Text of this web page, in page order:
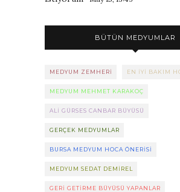
BÜTÜN MEDYUMLAR
MEDYUM ZEMHERI EN IYI BAKIM
MEDYUM MEHMET KARAKOÇ
ALI GÜRSES CANBAR BÜYÜSÜ
GERÇEK MEDYUMLAR
BURSA MEDYUM HOCA ÖNERISI
MEDYUM SEDAT DEMIREL
GERI GETIRME BÜYÜSÜ YAPANLAR